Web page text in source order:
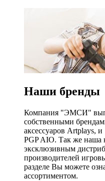
Наши бренды
Компания "ЭМСИ"
собственными
аксессуаров Artplays,
PGP AIO. Так же наша
эксклюзивным
производителей
разделе Вы можете
ассортиментом.